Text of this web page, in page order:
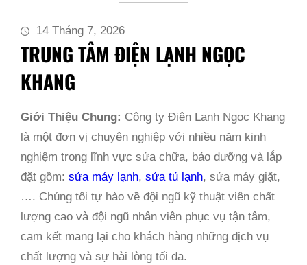
14 Tháng 7, 2026
TRUNG TÂM ĐIỆN LẠNH NGỌC
KHANG
Giới Thiệu Chung: Công ty Điện Lạnh Ngọc Khang
là một đơn vị chuyên nghiệp với nhiều năm kinh
nghiệm trong lĩnh vực sửa chữa, bảo dưỡng và lắp
đặt gồm: sửa máy lạnh, sửa tủ lạnh, sửa máy giặt,
…. Chúng tôi tự hào về đội ngũ kỹ thuật viên chất
lượng cao và đội ngũ nhân viên phục vụ tận tâm,
cam kết mang lại cho khách hàng những dịch vụ
chất lượng và sự hài lòng tối đa.